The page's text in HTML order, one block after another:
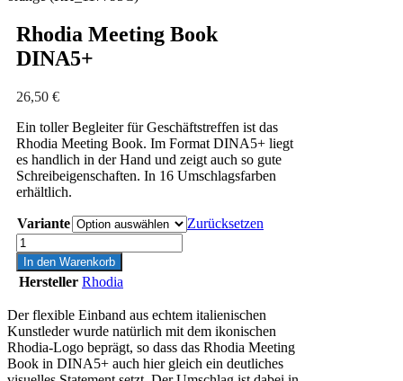
Rhodia Meeting Book
DINA5+
26,50 €
Ein toller Begleiter für Geschäftstreffen ist das
Rhodia Meeting Book. Im Format DINA5+ liegt
es handlich in der Hand und zeigt auch so gute
Schreibeigenschaften. In 16 Umschlagsfarben
erhältlich.
Variante
Zurücksetzen
Rhodia
Meeting
Book
DINA5+
In den Warenkorb
Hersteller Rhodia
Der flexible Einband aus echtem italienischen
Kunstleder wurde natürlich mit dem ikonischen
Rhodia-Logo beprägt, so dass das Rhodia Meeting
Book in DINA5+ auch hier gleich ein deutliches